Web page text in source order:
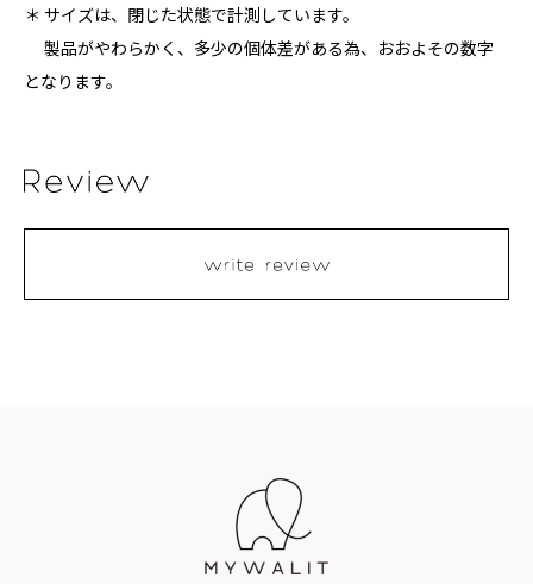
＊ サイズは、閉じた状態で計測しています。
製品がやわらかく、多少の個体差がある為、おおよその数字
となります。